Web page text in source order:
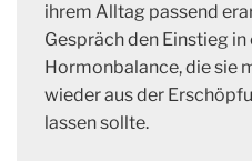
ihrem Alltag passend
Gespräch den Einstieg
Hormonbalance, die sie
wieder aus der
lassen sollte.